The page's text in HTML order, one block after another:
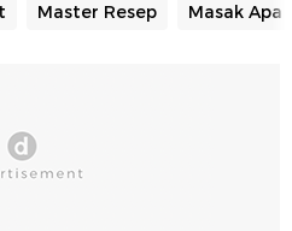
Master Resep Masak Apa